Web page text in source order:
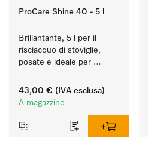
ProCare Shine 40 - 5 l
Brillantante, 5 l per il
risciacquo di stoviglie,
posate e ideale per
43,00 € (IVA esclusa)
A magazzino